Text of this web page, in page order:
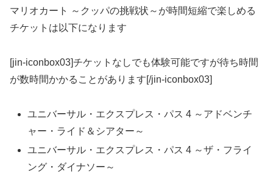
マリオカート ～クッパの挑戦状～が時間短縮で楽しめる
チケットは以下になります
[jin-iconbox03]チケットなしでも体験可能ですが待ち時間
が数時間かかることがあります[/jin-iconbox03]
ユニバーサル・エクスプレス・パス 4 ～アドベンチ
ャー・ライド＆シアター～
ユニバーサル・エクスプレス・パス 4 ～ザ・フライ
ング・ダイナソー～